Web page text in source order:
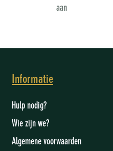
aan
Informatie
Hulp nodig?
Wie zijn we?
Algemene voorwaarden